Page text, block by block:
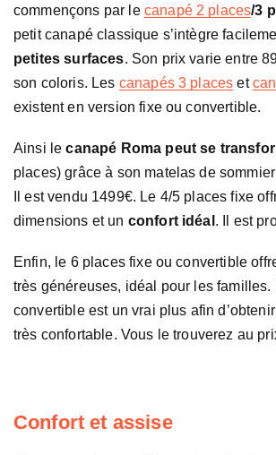
commençons par le canapé 2 places/3
petit canapé classique s’intègre
petites surfaces. Son prix varie entre
son coloris. Les canapés 3 places et
existent en version fixe ou convertible.
Ainsi lecanapé Roma peut se
places) grâce à son matelas de
Il est vendu 1499€. Le 4/5 places fixe
dimensions et un confort idéal . Il est
Enfin, le 6 places fixe ou convertible
très généreuses, idéal pour les familles.
convertible est un vrai plus afin
très confortable. Vous le trouverez au
Confort et assise